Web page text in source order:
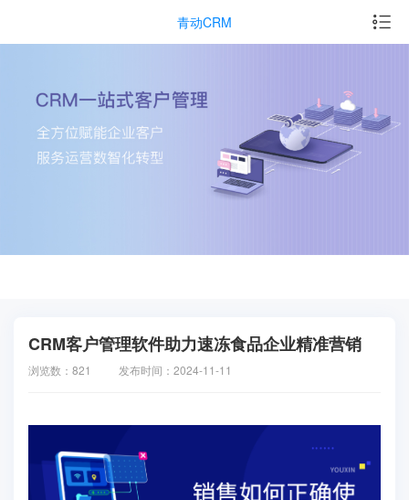
青动CRM
CRM客户管理软件助力速冻食品企业精准营销
浏览数：821 发布时间：2024-11-11